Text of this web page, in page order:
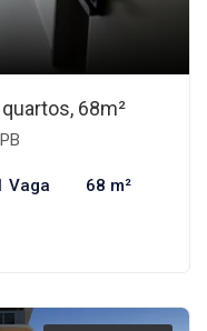
68m²
Vaga 68 m²